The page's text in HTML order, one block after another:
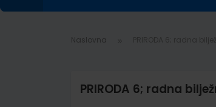
Naslovna
PRIRODA 6; radna